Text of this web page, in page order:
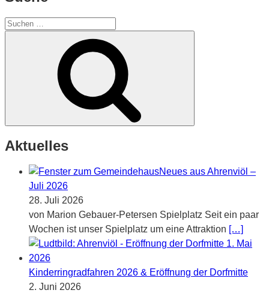
Suchen
Aktuelles
Neues aus Ahrenviöl –
Juli 2026
28. Juli 2026
von Marion Gebauer-Petersen Spielplatz Seit ein paar
Wochen ist unser Spielplatz um eine Attraktion […]
Kinderringradfahren 2026 & Eröffnung der Dorfmitte
2. Juni 2026